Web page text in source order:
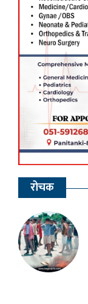
रोचक